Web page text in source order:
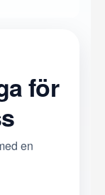
för
en